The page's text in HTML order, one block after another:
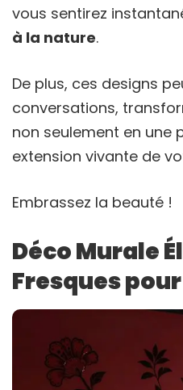
vous sentirez
à la nature.
De plus, ces designs
conversations,
non seulement en une
extension vivante de
Embrassez la beauté !
Déco Murale
Fresques